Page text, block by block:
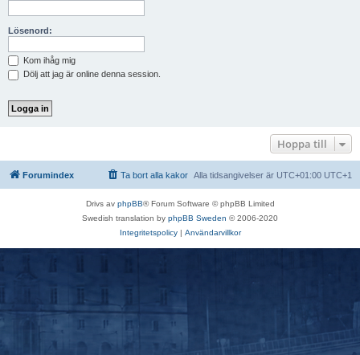
Lösenord:
Kom ihåg mig
Dölj att jag är online denna session.
Hoppa till
Forumindex Alla tidsangivelser är UTC+01:00 UTC+1
Ta bort alla kakor
Drivs av phpBB® Forum Software © phpBB Limited
Swedish translation by phpBB Sweden © 2006-2020
Integritetspolicy| Användarvillkor